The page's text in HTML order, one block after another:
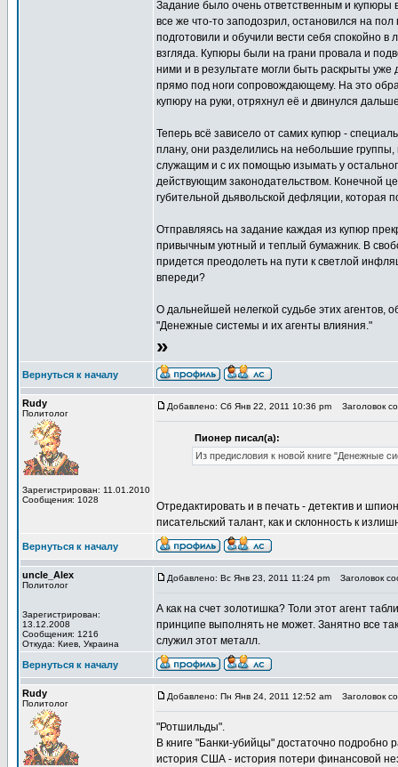
Задание было очень ответственным и
все же что-то заподозрил, остановился на
подготовили и обучили вести себя спокойно
взгляда. Купюры были на грани провала и
ними и в результате могли быть раскрыты
прямо под ноги сопровождающему. На это
купюру на руки, отряхнул её и двинулся
Теперь всё зависело от самих купюр -
плану, они разделились на небольшие
служащим и с их помощью изымать у
действующим законодательством. Конечной
губительной дьявольской дефляции, которая
Отправляясь на задание каждая из купюр
привычным уютный и теплый бумажник. В
придется преодолеть на пути к светлой
впереди?
О дальнейшей нелегкой судьбе этих агентов,
"Денежные системы и их агенты влияния."
»
Вернуться к началу
Rudy
Политолог
Зарегистрирован: 11.01.2010
Сообщения: 1028
Добавлено: Сб Янв 22, 2011 10:36 pm Заголовок
Пионер писал(а):
Из предисловия к новой книге "Денежные
Отредактировать и в печать - детектив и
писательский талант, как и склонность к
Вернуться к началу
uncle_Alex
Политолог
Зарегистрирован:
13.12.2008
Сообщения: 1216
Откуда: Киев, Украина
Добавлено: Вс Янв 23, 2011 11:24 pm Заголовок
А как на счет золотишка? Толи этот агент
принципе выполнять не может. Занятно все
служил этот металл.
Вернуться к началу
Rudy
Политолог
Добавлено: Пн Янв 24, 2011 12:52 am Заголовок
"Ротшильды".
В книге "Банки-убийцы" достаточно подробно
история США - история потери финансовой